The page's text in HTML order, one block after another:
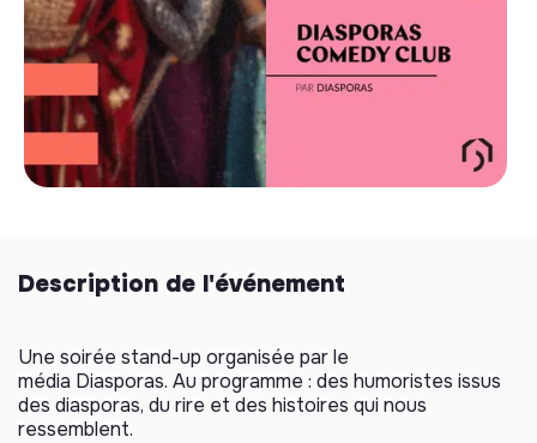
Description de l'événement
Une soirée stand-up organisée par le
média Diasporas. Au programme : des humoristes issus
des diasporas, du rire et des histoires qui nous
ressemblent.